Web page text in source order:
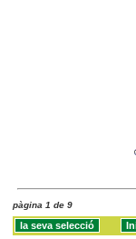
pàgina 1 de 9